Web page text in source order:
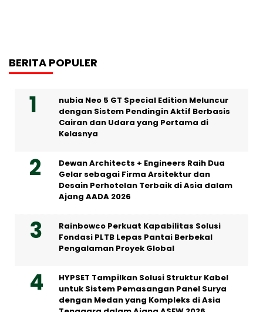
BERITA POPULER
nubia Neo 5 GT Special Edition Meluncur
dengan Sistem Pendingin Aktif Berbasis
Cairan dan Udara yang Pertama di
Kelasnya
Dewan Architects + Engineers Raih Dua
Gelar sebagai Firma Arsitektur dan
Desain Perhotelan Terbaik di Asia dalam
Ajang AADA 2026
Rainbowco Perkuat Kapabilitas Solusi
Fondasi PLTB Lepas Pantai Berbekal
Pengalaman Proyek Global
HYPSET Tampilkan Solusi Struktur Kabel
untuk Sistem Pemasangan Panel Surya
dengan Medan yang Kompleks di Asia